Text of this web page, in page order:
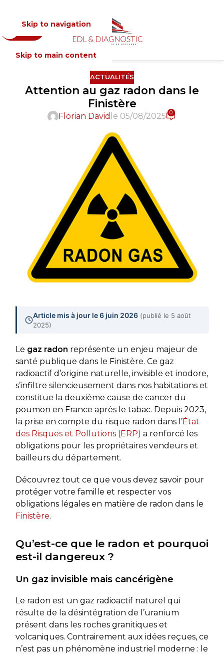
Skip to navigation
Skip to main content
MENU
ACTUALITÉS
Attention au gaz radon dans le
Finistère
Florian David le 05/08/2025 0
Article mis à jour le 6 juin 2026 (publié le 5 août
2025)
Le gaz radon représente un enjeu majeur de
santé publique dans le Finistère. Ce gaz
radioactif d’origine naturelle, invisible et inodore,
s’infiltre silencieusement dans nos habitations et
constitue la deuxième cause de cancer du
poumon en France après le tabac. Depuis 2023,
la prise en compte du risque radon dans l’État
des Risques et Pollutions (ERP) a renforcé les
obligations pour les propriétaires vendeurs et
bailleurs du département.
Découvrez tout ce que vous devez savoir pour
protéger votre famille et respecter vos
obligations légales en matière de radon dans le
Finistère.
Qu’est-ce que le radon et pourquoi
est-il dangereux ?
Un gaz invisible mais cancérigène
Le radon est un gaz radioactif naturel qui
résulte de la désintégration de l’uranium
présent dans les roches granitiques et
volcaniques. Contrairement aux idées reçues, ce
n’est pas un phénomène industriel moderne : le